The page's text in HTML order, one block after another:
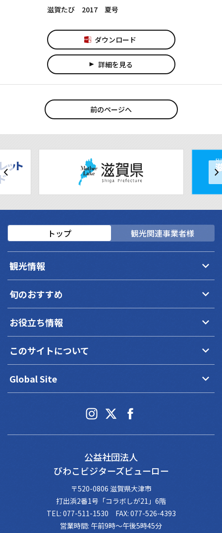
滋賀たび 2017 夏号
ダウンロード
play_arrow 詳細を見る
前のページへ
トップ 観光関連事業者様
観光情報 keyboard_arrow_down
旬のおすすめ keyboard_arrow_down
お役立ち情報 keyboard_arrow_down
このサイトについて keyboard_arrow_down
Global Site keyboard_arrow_down
公益社団法人
びわこビジターズビューロー
〒520-0806 滋賀県大津市
打出浜2番1号「コラボしが21」6階
TEL: 077-511-1530 FAX: 077-526-4393
営業時間: 午前9時～午後5時45分